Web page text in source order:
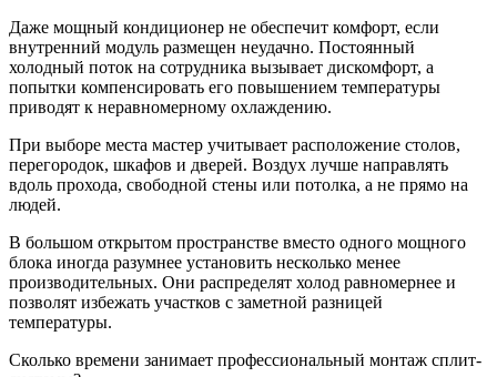
Даже мощный кондиционер не обеспечит комфорт, если
внутренний модуль размещен неудачно. Постоянный
холодный поток на сотрудника вызывает дискомфорт, а
попытки компенсировать его повышением температуры
приводят к неравномерному охлаждению.
При выборе места мастер учитывает расположение столов,
перегородок, шкафов и дверей. Воздух лучше направлять
вдоль прохода, свободной стены или потолка, а не прямо на
людей.
В большом открытом пространстве вместо одного мощного
блока иногда разумнее установить несколько менее
производительных. Они распределят холод равномернее и
позволят избежать участков с заметной разницей
температуры.
Сколько времени занимает профессиональный монтаж сплит-